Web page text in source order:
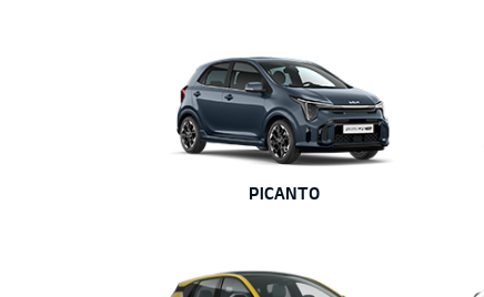
PICANTO